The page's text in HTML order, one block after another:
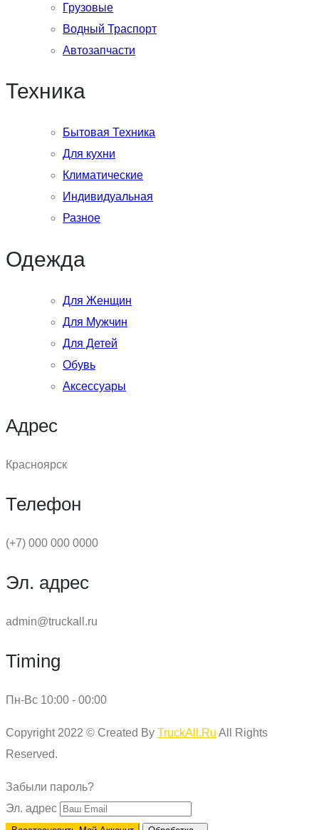
Грузовые
Водный Траспорт
Автозапчасти
Техника
Бытовая Техника
Для кухни
Климатические
Индивидуальная
Разное
Одежда
Для Женщин
Для Мужчин
Для Детей
Обувь
Аксессуары
Адрес
Красноярск
Телефон
(+7) 000 000 0000
Эл. адрес
admin@truckall.ru
Timing
Пн-Вс 10:00 - 00:00
Copyright 2022 © Created By TruckAll.Ru All Rights
Reserved.
Забыли пароль?
Эл. адрес